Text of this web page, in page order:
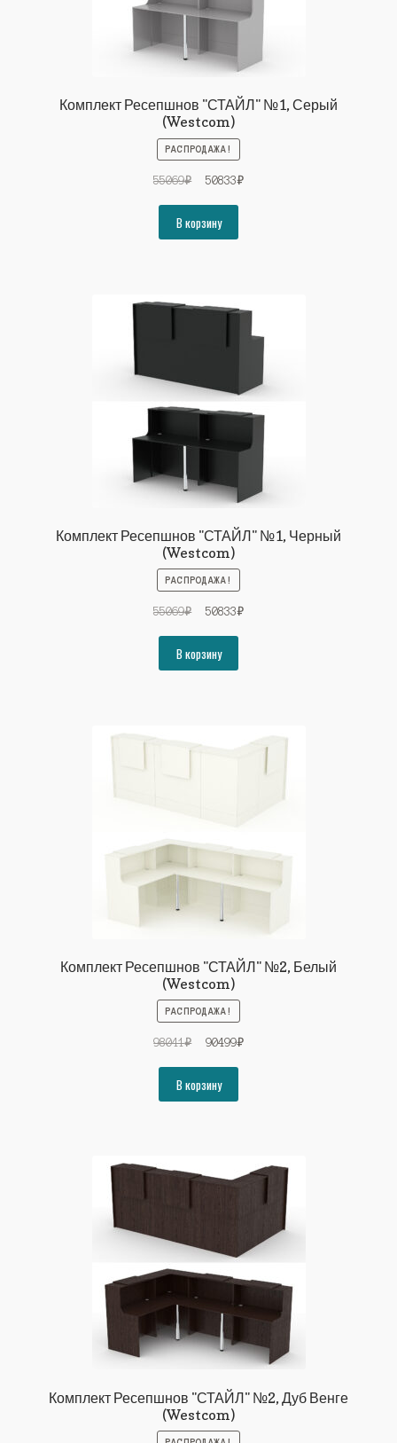
Комплект Ресепшнов "СТАЙЛ" №1, Серый
(Westcom)
РАСПРОДАЖА!
55069₽
Первоначальная
составляла
55069₽.
50833₽Текущая
В корзину
Комплект Ресепшнов "СТАЙЛ" №1, Черный
(Westcom)
РАСПРОДАЖА!
55069₽
Первоначальная
составляла
55069₽.
50833₽Текущая
В корзину
Комплект Ресепшнов "СТАЙЛ" №2, Белый
(Westcom)
РАСПРОДАЖА!
98041₽
Первоначальная
составляла
98041₽.
90499₽Текущая
В корзину
Комплект Ресепшнов "СТАЙЛ" №2, Дуб Венге
(Westcom)